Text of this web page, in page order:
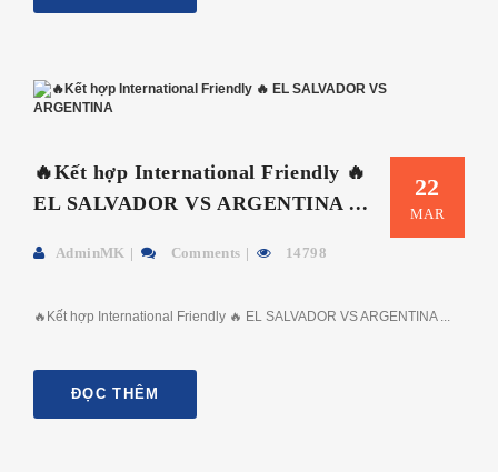
22
MAR
🔥Kết hợp International Friendly 🔥
EL SALVADOR VS ARGENTINA ...
AdminMK Comments 14798
🔥Kết hợp International Friendly 🔥 EL SALVADOR VS ARGENTINA ...
ĐỌC THÊM